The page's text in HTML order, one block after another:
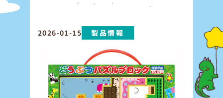
新製品「どうぶつパズルブロック」を
発売いたしました。
2026-01-15 製品情報